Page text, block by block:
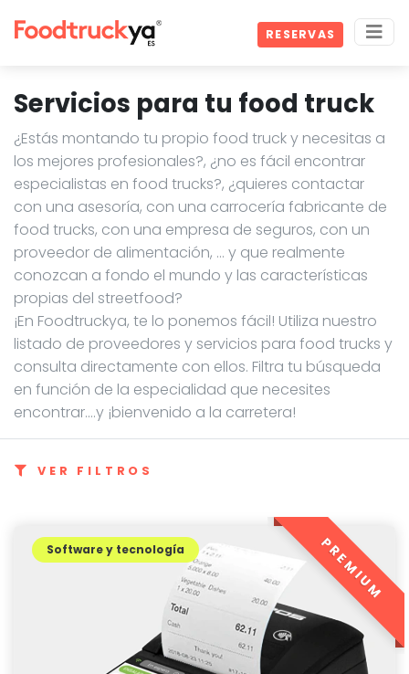
RESERVAS
Servicios para tu food truck
¿Estás montando tu propio food truck y necesitas a
los mejores profesionales?, ¿no es fácil encontrar
especialistas en food trucks?, ¿quieres contactar
con una asesoría, con una carrocería fabricante de
food trucks, con una empresa de seguros, con un
proveedor de alimentación, … y que realmente
conozcan a fondo el mundo y las características
propias del streetfood?
¡En Foodtruckya, te lo ponemos fácil! Utiliza nuestro
listado de proveedores y servicios para food trucks y
consulta directamente con ellos. Filtra tu búsqueda
en función de la especialidad que necesites
encontrar....y ¡bienvenido a la carretera!
VER FILTROS
Software y tecnología PREMIUM